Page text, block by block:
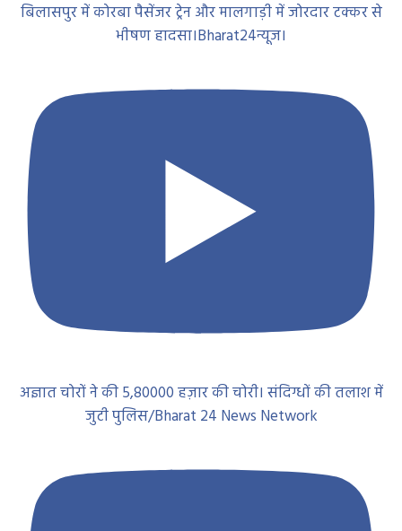
बिलासपुर में कोरबा पैसेंजर ट्रेन और मालगाड़ी में जोरदार टक्कर से
भीषण हादसा।Bharat24न्यूज।
अज्ञात चोरों ने की 5,80000 हज़ार की चोरी। संदिग्धों की तलाश में
जुटी पुलिस/Bharat 24 News Network